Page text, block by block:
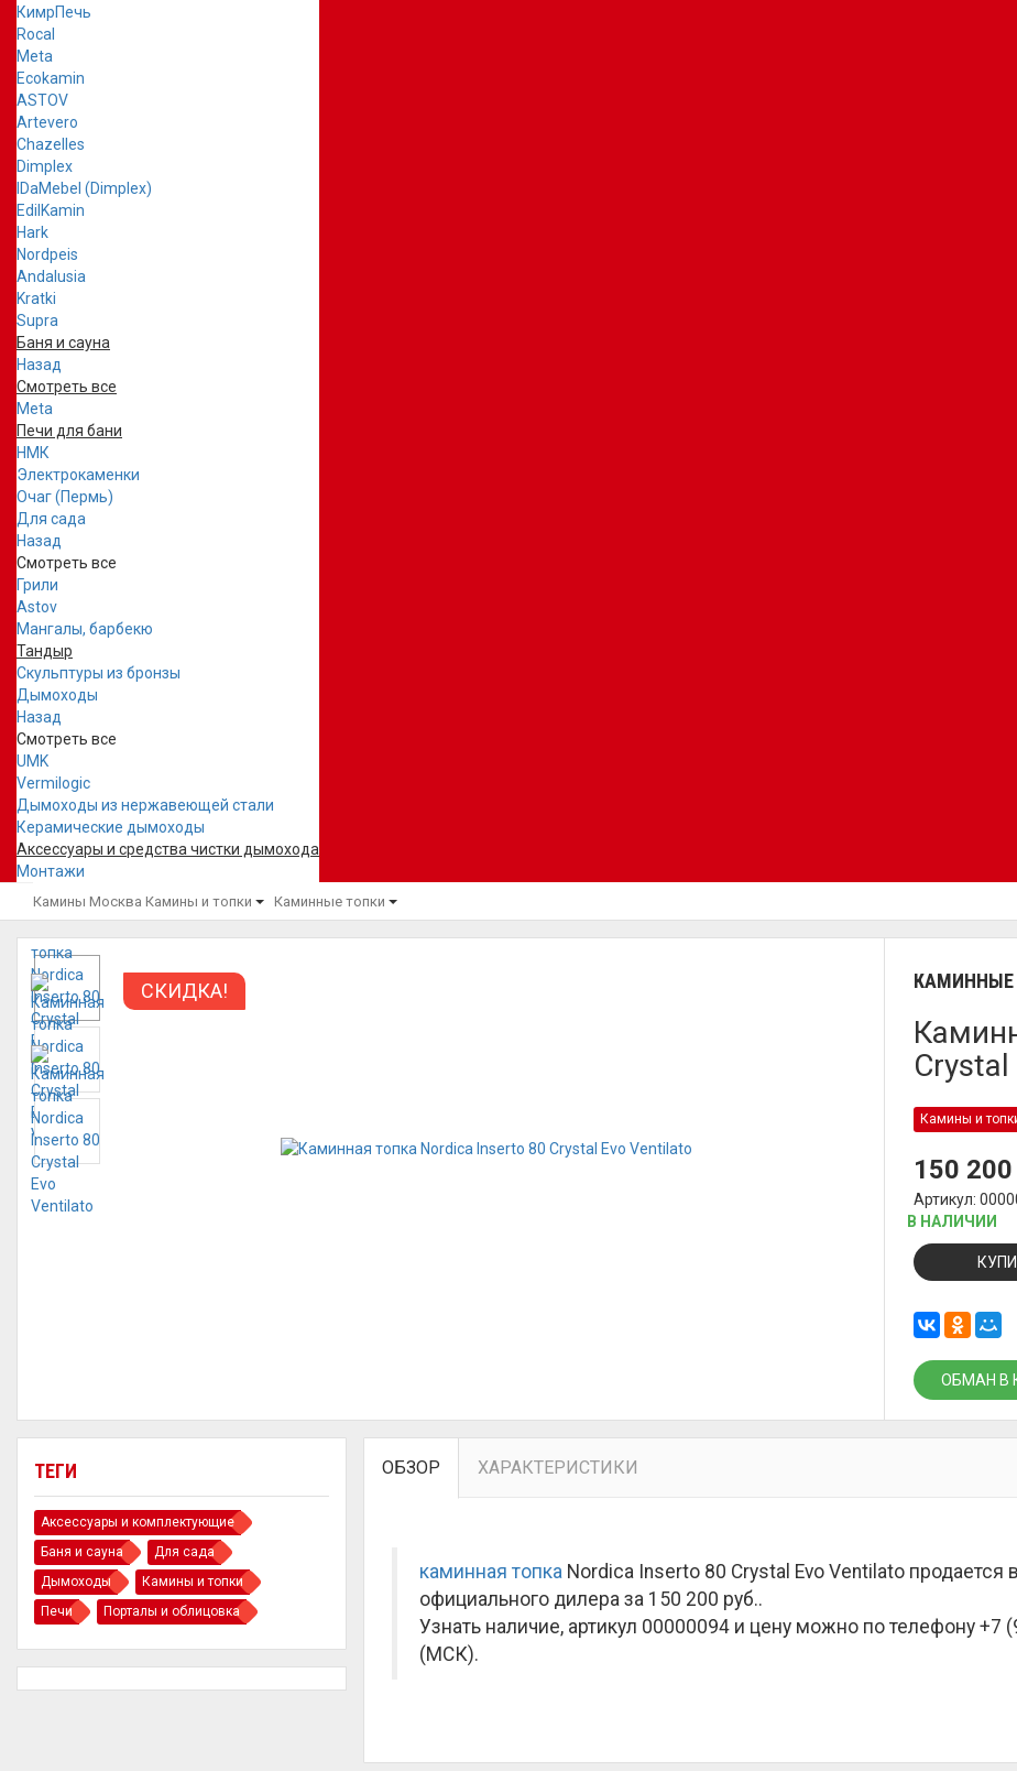
КимрПечь
Rocal
Meta
Ecokamin
ASTOV
Artevero
Chazelles
Dimplex
IDaMebel (Dimplex)
EdilKamin
Hark
Nordpeis
Andalusia
Kratki
Supra
Баня и сауна
Назад
Смотреть все
Meta
Печи для бани
НМК
Электрокаменки
Очаг (Пермь)
Для сада
Назад
Смотреть все
Грили
Astov
Мангалы, барбекю
Тандыр
Скульптуры из бронзы
Дымоходы
Назад
Смотреть все
UMK
Vermilogic
Дымоходы из нержавеющей стали
Керамические дымоходы
Аксессуары и средства чистки дымохода
Монтажи
Камины Москва Камины и топки Каминные топки
СКИДКА! КАМИННЫЕ
Камины и
150
Артикул:
В НАЛИЧИИ
ОБМАН В
ТЕГИ
Аксессуары и комплектующие
Баня и сауна
Для сада
Дымоходы
Камины и топки
Печи
Порталы и облицовка
ОБЗОР ХАРАКТЕРИСТИКИ
каминная топка Nordica Inserto 80 Crystal Evo Ventilato продается
официального дилера за 150 200 руб..
Узнать наличие, артикул 00000094 и цену можно по телефону +7
(МСК).